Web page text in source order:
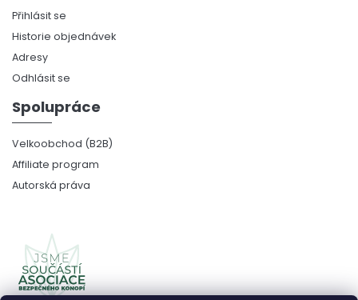
Přihlásit se
Historie objednávek
Adresy
Odhlásit se
Spolupráce
Velkoobchod (B2B)
Affiliate program
Autorská práva